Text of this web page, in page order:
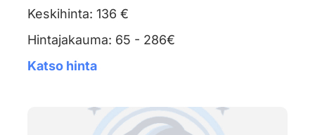
Keskihinta: 136 €
Hintajakauma: 65 - 286€
Katso hinta